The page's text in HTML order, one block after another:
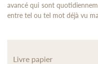
avancé qui sont
entre tel ou tel mot déjà vu
Livre papier